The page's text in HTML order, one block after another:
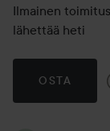
Ilmainen
lähettää heti
OSTA